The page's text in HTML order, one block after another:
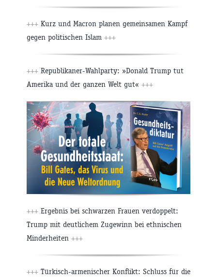
+++ Kurz und Macron planen gemeinsamen Kampf
gegen politischen Islam +++
+++ Republikaner-Wahlparty: »Donald Trump tut
Amerika und der ganzen Welt gut« +++
+++ Ergebnis bei schwarzen Frauen verdoppelt:
Trump mit deutlichem Zugewinn bei ethnischen
Minderheiten +++
+++ Türkisch-armenischer Konflikt: Schluss für die